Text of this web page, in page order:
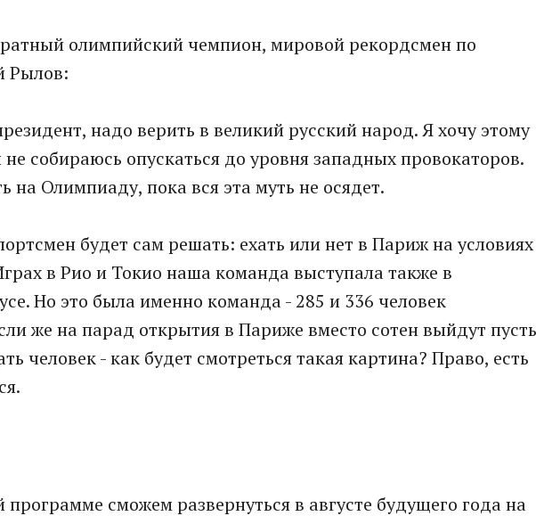
олимпийский чемпион, мировой рекордсмен по
Рылов:
надо верить в великий русский народ. Я хочу этому
не собираюсь опускаться до уровня западных провокаторов.
на Олимпиаду, пока вся эта муть не осядет.
будет сам решать: ехать или нет в Париж на условиях
в Рио и Токио наша команда выступала также в
Но это была именно команда - 285 и 336 человек
же на парад открытия в Париже вместо сотен выйдут пусть
человек - как будет смотреться такая картина? Право, есть
сможем развернуться в августе будущего года на